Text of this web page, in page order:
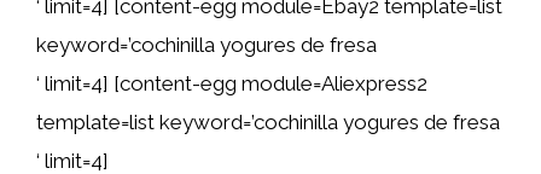
‘ limit=4] [content-egg module=Ebay2 template=list
keyword=’cochinilla yogures de fresa
‘ limit=4] [content-egg module=Aliexpress2
template=list keyword=’cochinilla yogures de fresa
‘ limit=4]